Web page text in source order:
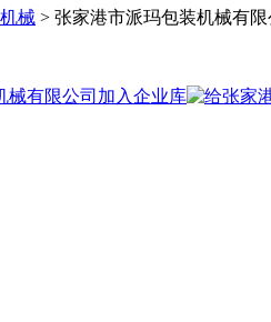
机械 > 张家港市派玛包装机械有